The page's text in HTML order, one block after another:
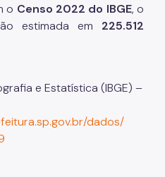
o Censo 2022 do IBGE, o
estimada em 225.512
e Estatística (IBGE) –
dados/